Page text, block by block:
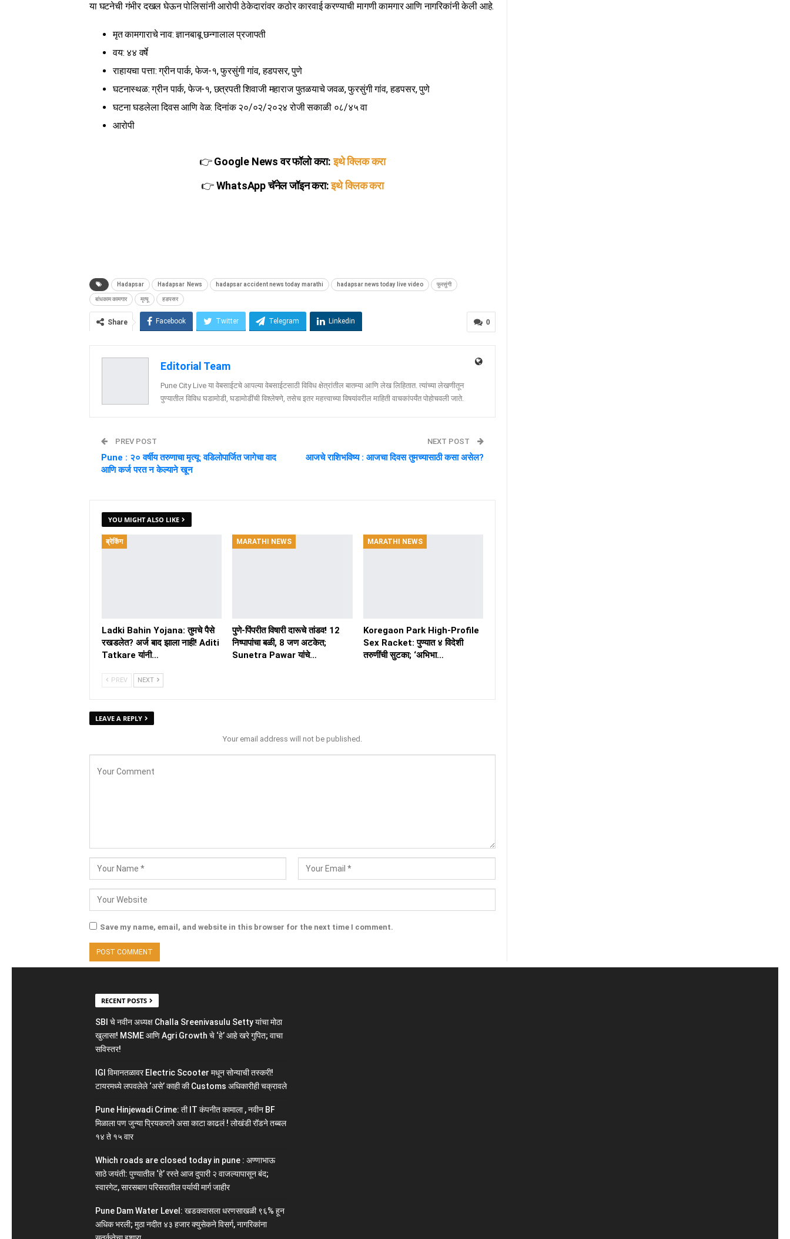
या घटनेची गंभीर दखल घेऊन पोलिसांनी आरोपी ठेकेदारांवर कठोर कारवाई करण्याची मागणी कामगार आणि नागरिकांनी केली आहे.
मृत कामगाराचे नाव: ज्ञानबाबू छन्गालाल प्रजापती
वय: ४४ वर्षे
राहायचा पत्ता: ग्रीन पार्क, फेज-१, फुरसुंगी गांव, हडपसर, पुणे
घटनास्थळ: ग्रीन पार्क, फेज-१, छत्रपती शिवाजी महाराज पुतळयाचे जवळ, फुरसुंगी गांव, हडपसर, पुणे
घटना घडलेला दिवस आणि वेळ: दिनांक २०/०२/२०२४ रोजी सकाळी ०८/४५ वा
आरोपी
👉Google News वर फॉलो करा: इथे क्लिक करा
👉WhatsApp चॅनेल जॉइन करा: इथे क्लिक करा
Hadapsar Hadapsar News hadapsar accident news today marathi hadapsar news today live video फुरसुंगी
बांधकाम कामगार मृत्यू हडपसर
0
Share Facebook Twitter Telegram Linkedin
Editorial Team
Pune City Live या वेबसाईटचे आपल्या वेबसाईटसाठी विविध क्षेत्रांतील बातम्या आणि लेख लिहितात. त्यांच्या लेखणीतून
पुण्यातील विविध घडामोडी, घडामोडींची विश्लेषणे, तसेच इतर महत्त्वाच्या विषयांवरील माहिती वाचकांपर्यंत पोहोचवली जाते.
PREV POST
Pune : २० वर्षीय तरुणाचा मृत्यू: वडिलोपार्जित जागेचा वाद
आणि कर्ज परत न केल्याने खून
NEXT POST
आजचे राशिभविष्य : आजचा दिवस तुमच्यासाठी कसा असेल?
YOU MIGHT ALSO LIKE
ब्रेकिंग
Ladki Bahin Yojana: तुमचे पैसे
रखडलेत? अर्ज बाद झाला नाही! Aditi
Tatkare यांनी…
MARATHI NEWS
पुणे-पिंपरीत विषारी दारूचे तांडव! 12
निष्पापांचा बळी, 8 जण अटकेत;
Sunetra Pawar यांचे…
MARATHI NEWS
Koregaon Park High-Profile
Sex Racket: पुण्यात ४ विदेशी
तरुणींची सुटका; ‘अभिभा…
PREV NEXT
LEAVE A REPLY
Your email address will not be published.
Save my name, email, and website in this browser for the next time I comment.
RECENT POSTS
SBI चे नवीन अध्यक्ष Challa Sreenivasulu Setty यांचा मोठा
खुलासा! MSME आणि Agri Growth चे ‘हे’ आहे खरे गुपित; वाचा
सविस्तर!
IGI विमानतळावर Electric Scooter मधून सोन्याची तस्करी!
टायरमध्ये लपवलेले ‘असे’ काही की Customs अधिकारीही चक्रावले
Pune Hinjewadi Crime: ती IT कंपनीत कामाला , नवीन BF
मिळाला पण जुन्या प्रियकराने असा काटा काढलं ! लोखंडी रॉडने तब्बल
१४ ते १५ वार
Which roads are closed today in pune : अण्णाभाऊ
साठे जयंती: पुण्यातील ‘हे’ रस्ते आज दुपारी २ वाजल्यापासून बंद;
स्वारगेट, सारसबाग परिसरातील पर्यायी मार्ग जाहीर
Pune Dam Water Level: खडकवासला धरणसाखळी ९६% हून
अधिक भरली; मुठा नदीत ४३ हजार क्युसेकने विसर्ग, नागरिकांना